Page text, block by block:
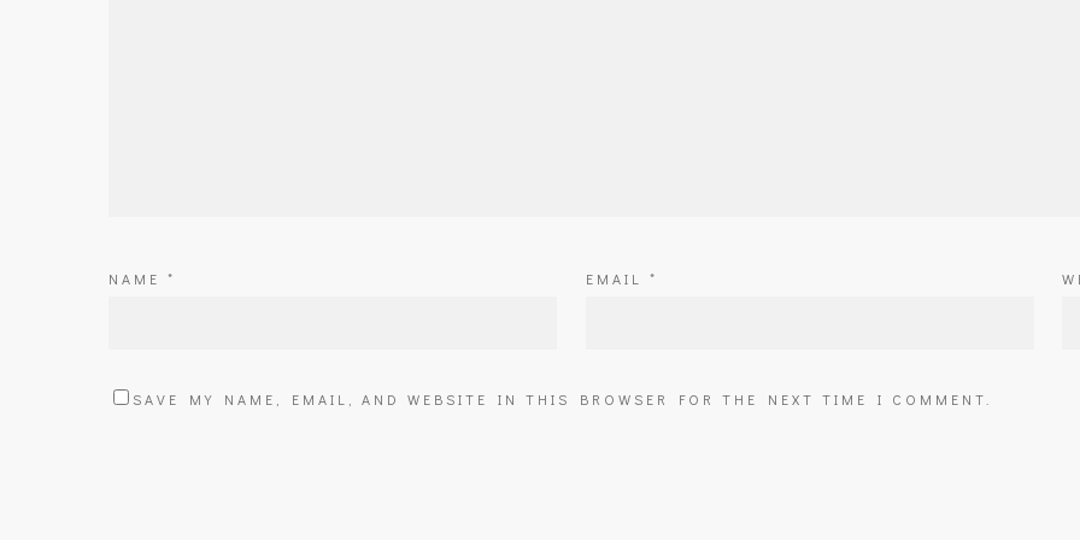
NAME * EMAIL *
SAVE MY NAME, EMAIL, AND WEBSITE IN THIS BROWSER FOR THE NEXT TIME I COMMENT.